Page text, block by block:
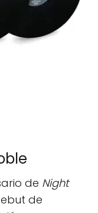
de Night
de